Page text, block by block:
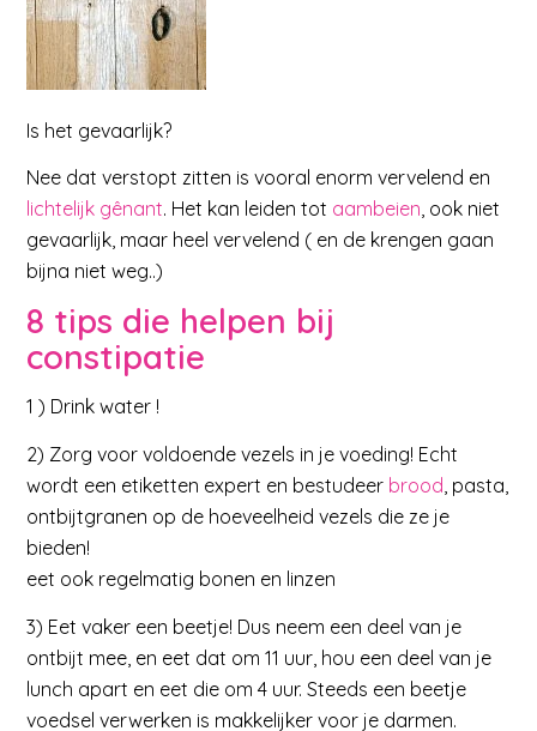
Is het gevaarlijk?
Nee dat verstopt zitten is vooral enorm vervelend en
lichtelijk gênant. Het kan leiden tot aambeien, ook niet
gevaarlijk, maar heel vervelend ( en de krengen gaan
bijna niet weg..)
8 tips die helpen bij
constipatie
1 ) Drink water !
2) Zorg voor voldoende vezels in je voeding! Echt
wordt een etiketten expert en bestudeer brood , pasta,
ontbijtgranen op de hoeveelheid vezels die ze je
bieden!
eet ook regelmatig bonen en linzen
3) Eet vaker een beetje! Dus neem een deel van je
ontbijt mee, en eet dat om 11 uur, hou een deel van je
lunch apart en eet die om 4 uur. Steeds een beetje
voedsel verwerken is makkelijker voor je darmen.